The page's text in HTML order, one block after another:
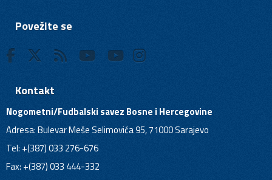
Povežite se
Kontakt
Nogometni/Fudbalski savez Bosne i Hercegovine
Adresa: Bulevar Meše Selimovića 95, 71000 Sarajevo
Tel: +(387) 033 276-676
Fax: +(387) 033 444-332